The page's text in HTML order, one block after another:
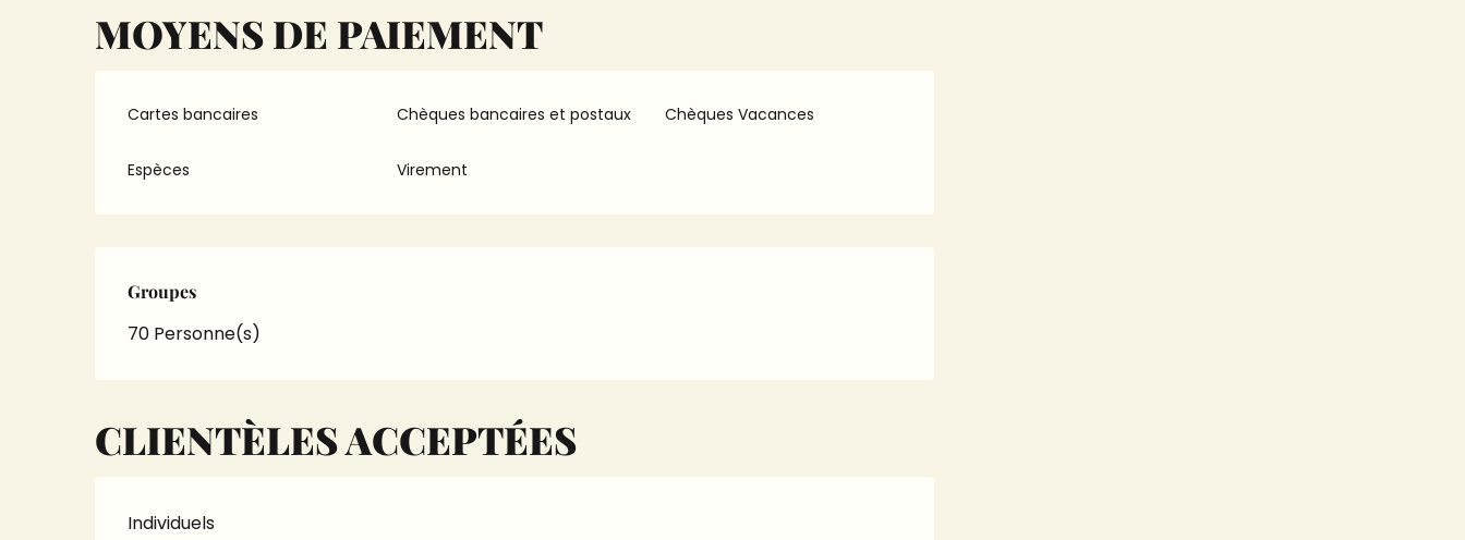
MOYENS DE PAIEMENT
Cartes bancaires Chèques bancaires et postaux Chèques Vacances
Espèces Virement
Groupes
Groupes
70 Personne(s)
CLIENTÈLES ACCEPTÉES
Individuels